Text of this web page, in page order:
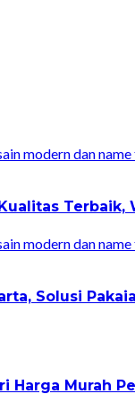
Terbaik,
Solusi
Harga Murah